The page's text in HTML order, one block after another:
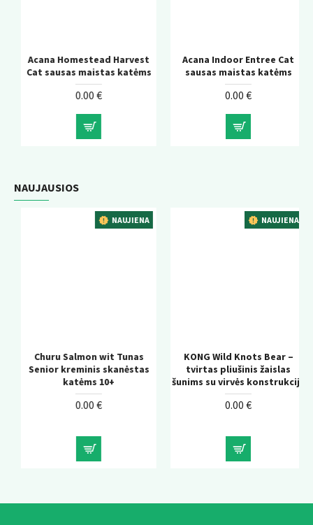
Acana Homestead Harvest
Cat sausas maistas katėms
0.00 €
Acana Indoor Entree Cat
sausas maistas katėms
0.00 €
NAUJAUSIOS
NAUJIENA
Churu Salmon wit Tunas
Senior kreminis skanėstas
katėms 10+
0.00 €
NAUJIENA
KONG Wild Knots Bear –
tvirtas pliušinis žaislas
šunims su virvės konstrukcija
0.00 €